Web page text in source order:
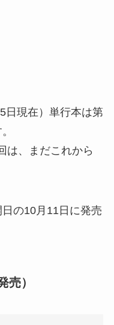
日現在）単行本は第
は、まだこれから
の10月11日に発売
）